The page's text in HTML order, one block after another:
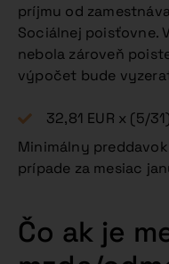
príjmu od
Sociálnej poisťovne.
nebola zároveň
výpočet bude
32,81 EUR x (5/
Minimálny
prípade za mesiac
Čo ak je